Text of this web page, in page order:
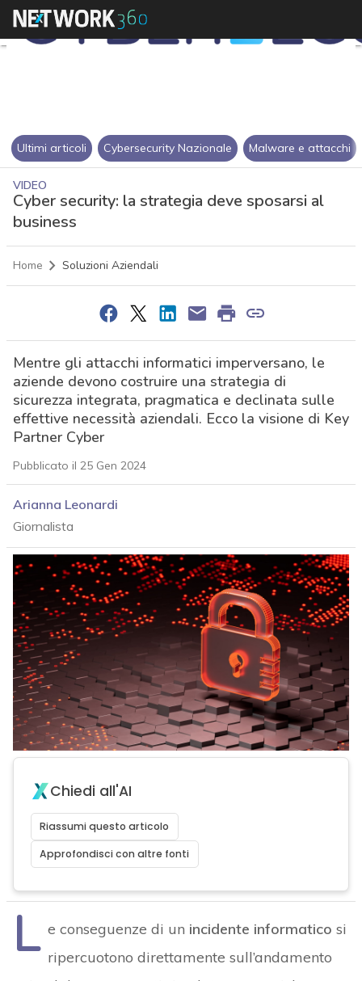
Ultimi articoli Cybersecurity Nazionale Malware e attacchi
VIDEO
Cyber security: la strategia deve sposarsi al
business
Home Soluzioni Aziendali
Mentre gli attacchi informatici imperversano, le
aziende devono costruire una strategia di
sicurezza integrata, pragmatica e declinata sulle
effettive necessità aziendali. Ecco la visione di Key
Partner Cyber
Pubblicato il 25 Gen 2024
Arianna Leonardi
Giornalista
Chiedi all'AI
Riassumi questo articolo
Approfondisci con altre fonti
L e conseguenze di un incidente informatico si
ripercuotono direttamente sull’andamento